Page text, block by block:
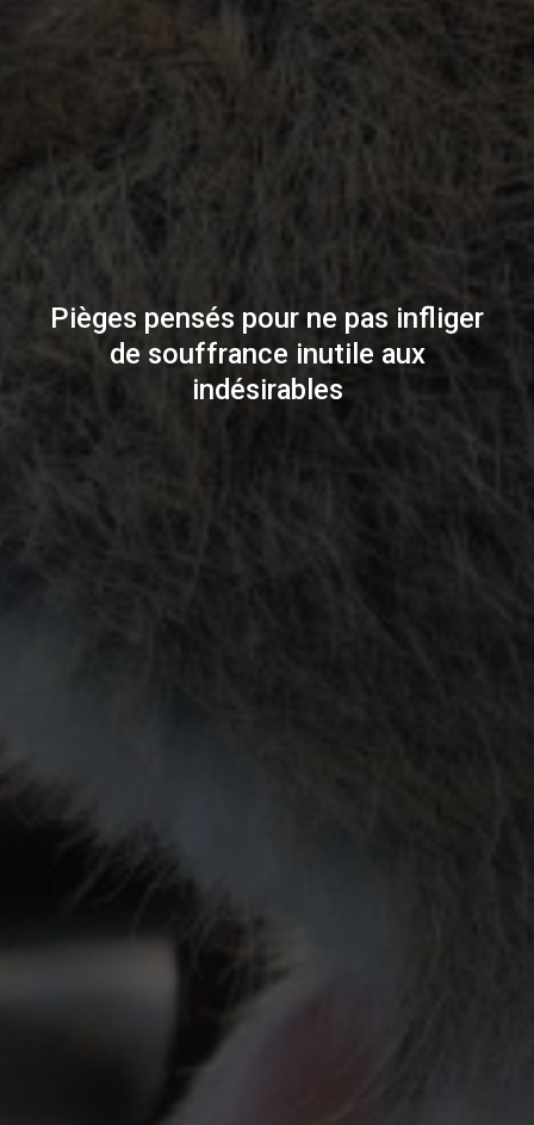
Pièges pensés pour ne pas infliger
de souffrance inutile aux
indésirables